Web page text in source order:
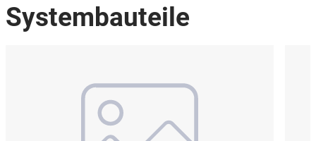
Systembauteile